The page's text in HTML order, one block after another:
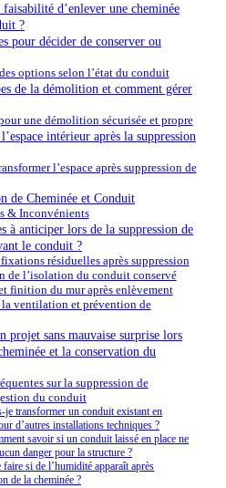
d’enlever une cheminée
?
pour décider de conserver ou
options selon l’état du conduit
de la démolition et comment gérer
une démolition sécurisée et propre
intérieur après la suppression
l’espace après suppression de
de Cheminée et Conduit
& Inconvénients
à anticiper lors de la suppression de
le conduit ?
résiduelles après suppression
de l’isolation du conduit conservé
finition du mur après enlèvement
ventilation et prévention de
projet sans mauvaise surprise lors
et la conservation du
sur la suppression de
du conduit
je transformer un conduit existant en
d’autres installations techniques ?
savoir si un conduit laissé en place ne
danger pour la structure ?
faire si de l’humidité apparaît après
de la cheminée ?